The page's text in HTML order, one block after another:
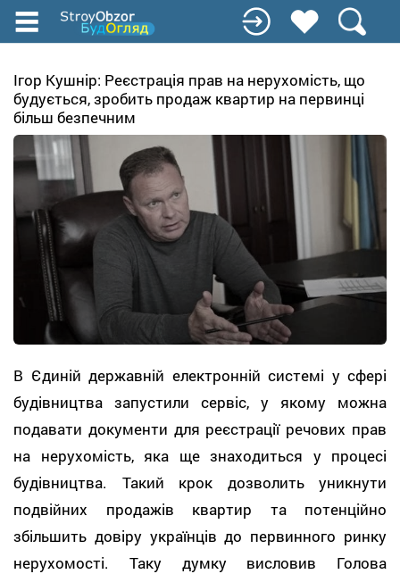
Перейти
содержанию
Ігор Кушнір: Реєстрація прав на нерухомість, що
будується, зробить продаж квартир на первинці
більш безпечним
В Єдиній державній електронній системі у сфері
будівництва запустили сервіс, у якому можна
подавати документи для реєстрації речових прав
на нерухомість, яка ще знаходиться у процесі
будівництва. Такий крок дозволить уникнути
подвійних продажів квартир та потенційно
збільшить довіру українців до первинного ринку
нерухомості. Таку думку висловив Голова